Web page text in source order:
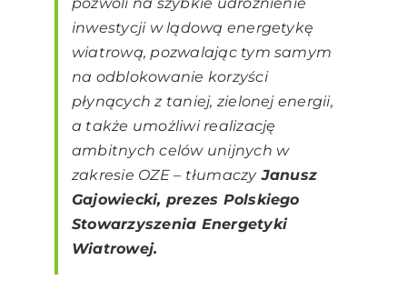
inwestycji w lądową energetykę
wiatrową, pozwalając tym samym
na odblokowanie korzyści
płynących z taniej, zielonej energii,
a także umożliwi realizację
ambitnych celów unijnych w
zakresie OZE– tłumaczyJanusz
Gajowiecki, prezes Polskiego
Stowarzyszenia Energetyki
Wiatrowej.